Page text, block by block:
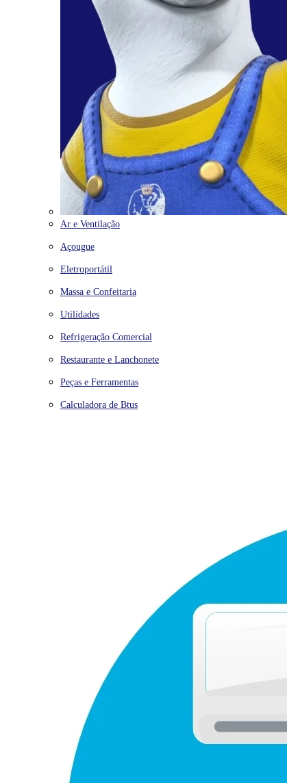
Ar e Ventilação
Açougue
Eletroportátil
Massa e Confeitaria
Utilidades
Refrigeração Comercial
Restaurante e Lanchonete
Peças e Ferramentas
Calculadora de Btus